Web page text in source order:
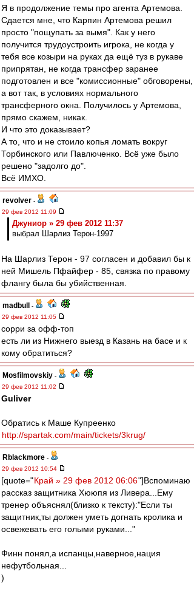
Я в продолжение темы про агента Артемова.
Сдается мне, что Карпин Артемова решил
просто "пощупать за вымя". Как у него
получится трудоустроить игрока, не когда у
тебя все козыри на руках да ещё туз в рукаве
припрятан, не когда трансфер заранее
подготовлен и все "комиссионные" обговорены,
а вот так, в условиях нормального
трансферного окна. Получилось у Артемова,
прямо скажем, никак.
И что это доказывает?
А то, что и не стоило копья ломать вокруг
Торбинского или Павлюченко. Всё уже было
решено "задолго до".
Всё ИМХО.
revolver -
29 фев 2012 11:09
Джуниор » 29 фев 2012 11:37
выбрал Шарлиз Терон-1997
На Шарлиз Терон - 97 согласен и добавил бы к
ней Мишель Пфайфер - 85, связка по правому
флангу была бы убийственная.
madbull
-
29 фев 2012 11:05
сорри за офф-топ
есть ли из Нижнего выезд в Казань на басе и к
кому обратиться?
Mosfilmovskiy -
29 фев 2012 11:02
Guliver
Обратись к Маше Купреенко
http://spartak.com/main/tickets/3krug/
Rblackmore -
29 фев 2012 10:54
[quote="Край » 29 фев 2012 06:06"]Вспоминаю
рассказ защитника Хююпя из Ливера...Ему
тренер объяснял(близко к тексту):"Если ты
защитник,ты должен уметь догнать кролика и
освежевать его голыми руками..."
Финн понял,а испанцы,наверное,нация
нефутбольная...
)